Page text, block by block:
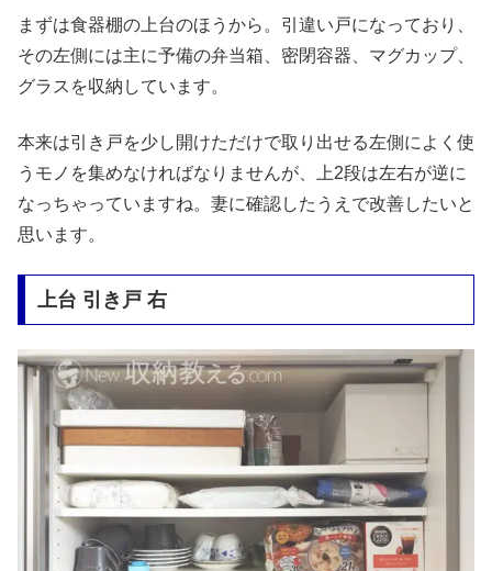
まずは食器棚の上台のほうから。引違い戸になっており、
その左側には主に予備の弁当箱、密閉容器、マグカップ、
グラスを収納しています。
本来は引き戸を少し開けただけで取り出せる左側によく使
うモノを集めなければなりませんが、上2段は左右が逆に
なっちゃっていますね。妻に確認したうえで改善したいと
思います。
上台 引き戸 右